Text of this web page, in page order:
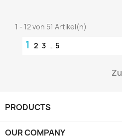
1 - 12 von 51 Artikel(n)
1 2 3 … 5
PRODUCTS
OUR COMPANY